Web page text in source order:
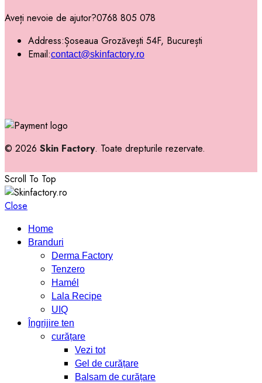
Aveți nevoie de ajutor?0768 805 078
Address:Șoseaua Grozăvești 54F, București
Email:contact@skinfactory.ro
© 2026 Skin Factory. Toate drepturile rezervate.
Scroll To Top
Close
Home
Branduri
Derma Factory
Tenzero
Hamél
Lala Recipe
UIQ
Îngrijire ten
curățare
Vezi tot
Gel de curățare
Balsam de curățare